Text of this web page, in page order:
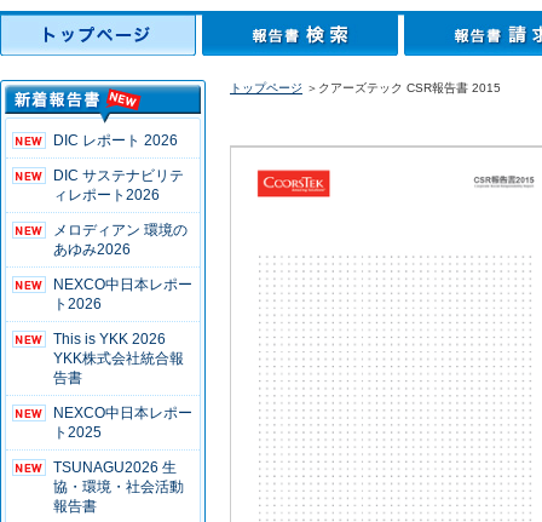
DIC レポート 2026
DIC サステナビリテ
ィレポート2026
メロディアン 環境の
あゆみ2026
NEXCO中日本レポー
ト2026
This is YKK 2026
YKK株式会社統合報
告書
NEXCO中日本レポー
ト2025
TSUNAGU2026 生
協・環境・社会活動
報告書
トップページ ＞クアーズテック CSR報告書 2015